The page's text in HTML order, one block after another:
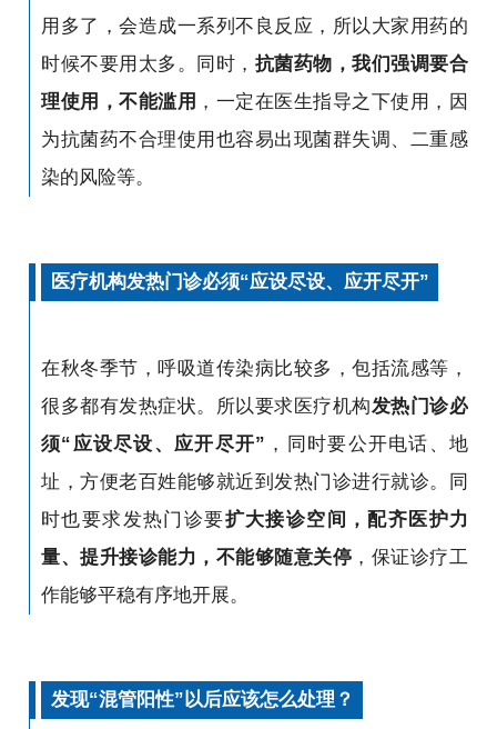
用多了，会造成一系列不良反应，所以大家用药的
时候不要用太多。同时， 抗菌药物，我们强调要合
理使用，不能滥用 ，一定在医生指导之下使用，因
为抗菌药不合理使用也容易出现菌群失调、二重感
染的风险等。
医疗机构发热门诊必须“应设尽设、应开尽开”
在秋冬季节，呼吸道传染病比较多，包括流感等，
很多都有发热症状。所以要求医疗机构发热门诊必
须“应设尽设、应开尽开” ，同时要公开电话、地
址，方便老百姓能够就近到发热门诊进行就诊。同
时也要求发热门诊要扩大接诊空间，配齐医护力
量、提升接诊能力，不能够随意关停 ，保证诊疗工
作能够平稳有序地开展。
发现“混管阳性”以后应该怎么处理？